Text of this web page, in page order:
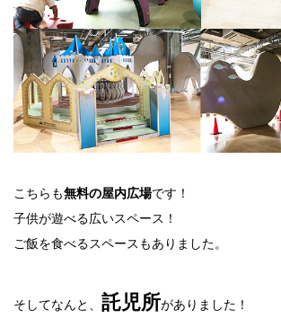
こちらも無料の屋内広場です！
子供が遊べる広いスペース！
ご飯を食べるスペースもありました。
そしてなんと、 託児所がありました！